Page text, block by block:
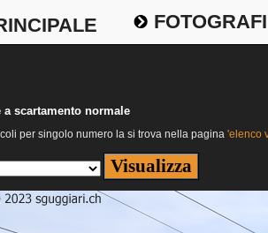
scartamento normale
per singolo numero la si trova nella pagina 'elenco